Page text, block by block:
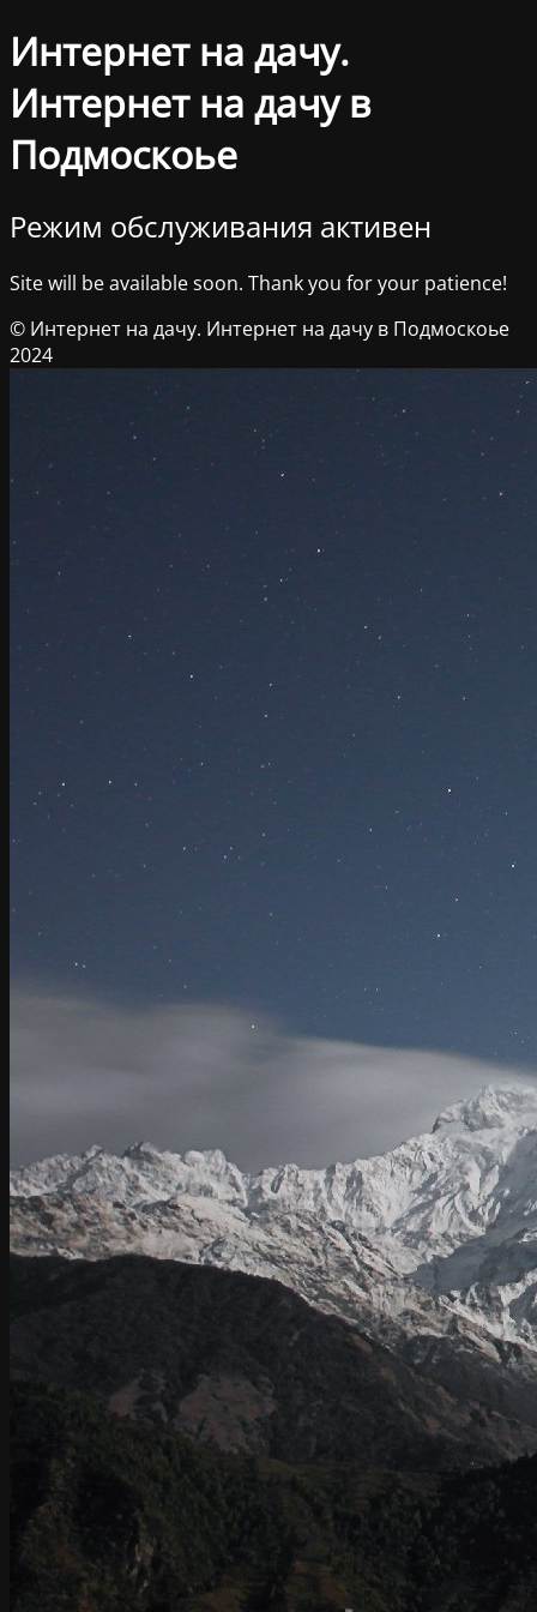
Интернет на дачу.
Интернет на дачу в
Подмоскоье
Режим обслуживания активен
Site will be available soon. Thank you for your patience!
© Интернет на дачу. Интернет на дачу в Подмоскоье
2024